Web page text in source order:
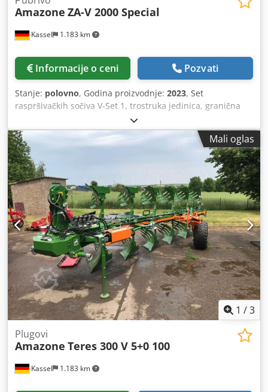
Kassel 1.183 km
Amazone ZA-V 2000 Special
Informacije o ceni Pozvati
Stanje: polovno, Godina proizvodnje: 2023, Set
raspršivačkih sočiva V-Set 1, trostruka jedinica, granična
raspršivačka jedinica Limiter V / zaštitna cevna greda S,
mobilna valjkasta jedinica sa mogućnošću priključivanja,
raspršni mehanizam ZA-V, dodatak rezervoaru S /
kardansko vratilo 2000 sa spojkom sa frikcionom lamelom,
ugradni delovi za osnovne ZA uređaje, blatarica S / LED
osvetljenje. Crjdpot Dwh Rofx Aktjf
Mali oglas
1 /3
Kassel 1.183 km
Plugovi
Amazone Teres 300 V 5+0 100